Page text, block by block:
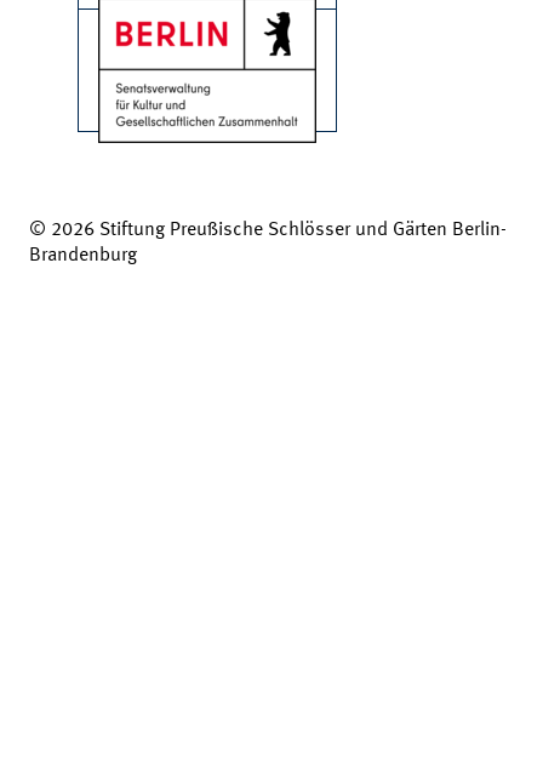
© 2026 Stiftung Preußische Schlösser und Gärten Berlin-
Brandenburg